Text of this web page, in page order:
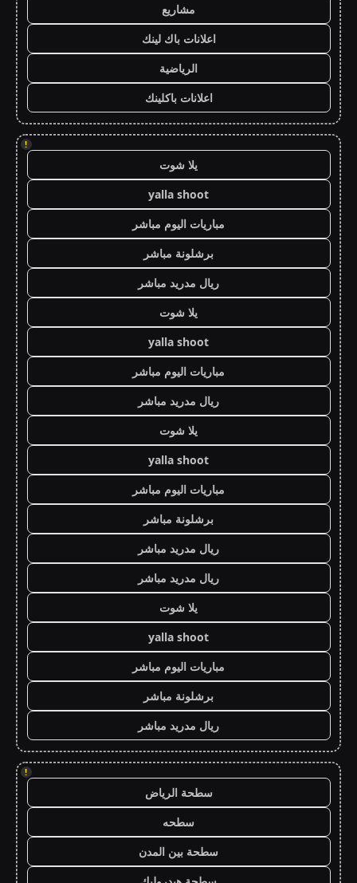
مشاريع
اعلانات باك لينك
الرياضية
اعلانات باكلينك
!
يلا شوت
yalla shoot
مباريات اليوم مباشر
برشلونة مباشر
ريال مدريد مباشر
يلا شوت
yalla shoot
مباريات اليوم مباشر
ريال مدريد مباشر
يلا شوت
yalla shoot
مباريات اليوم مباشر
برشلونة مباشر
ريال مدريد مباشر
ريال مدريد مباشر
يلا شوت
yalla shoot
مباريات اليوم مباشر
برشلونة مباشر
ريال مدريد مباشر
!
سطحة الرياض
سطحه
سطحة بين المدن